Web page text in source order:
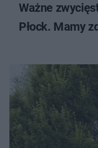
Ważne
Płock. Mamy